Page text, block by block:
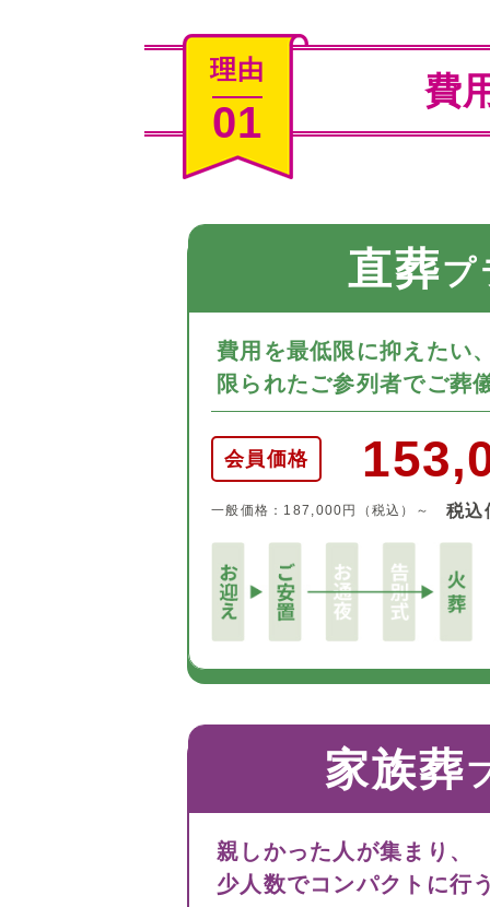
理由
01
費
直葬プ
費用を最低限に抑えたい
限られたご参列者でご葬
会員価格
税込
一般価格：187,000円（税込）～
家族葬
親しかった人が集まり、
少人数でコンパクトに行